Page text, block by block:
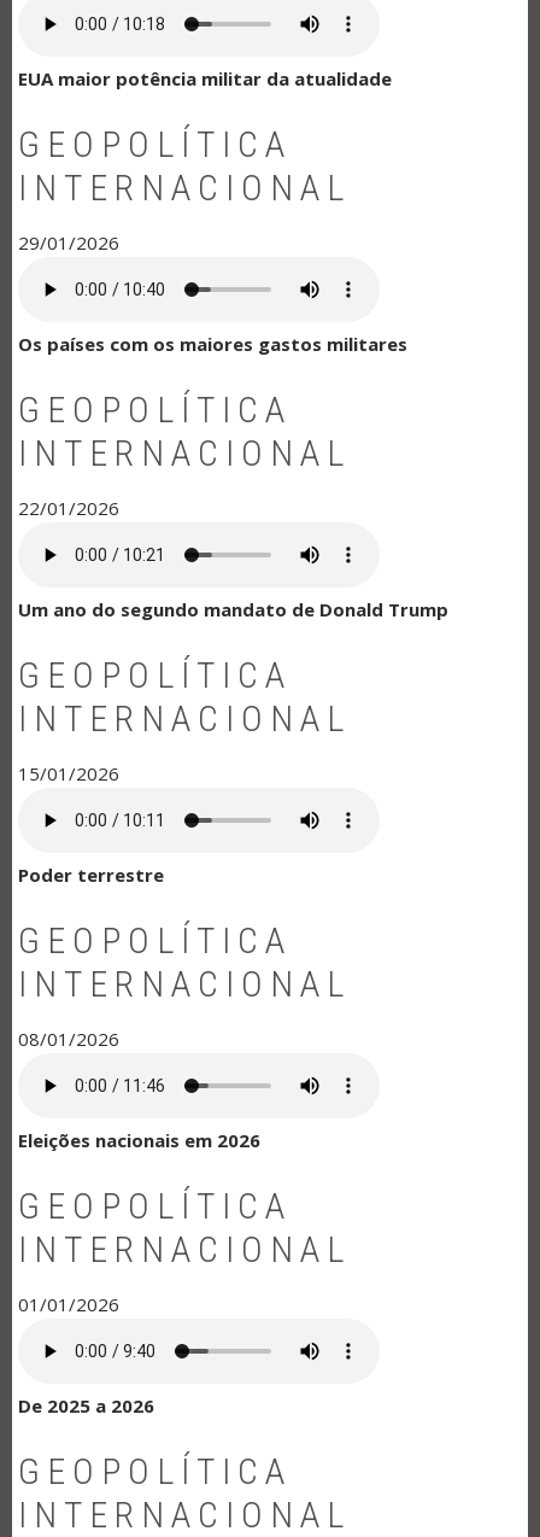
EUA maior potência militar da atualidade
GEOPOLÍTICA
INTERNACIONAL
29/01/2026
Os países com os maiores gastos militares
GEOPOLÍTICA
INTERNACIONAL
22/01/2026
Um ano do segundo mandato de Donald Trump
GEOPOLÍTICA
INTERNACIONAL
15/01/2026
Poder terrestre
GEOPOLÍTICA
INTERNACIONAL
08/01/2026
Eleições nacionais em 2026
GEOPOLÍTICA
INTERNACIONAL
01/01/2026
De 2025 a 2026
GEOPOLÍTICA
INTERNACIONAL